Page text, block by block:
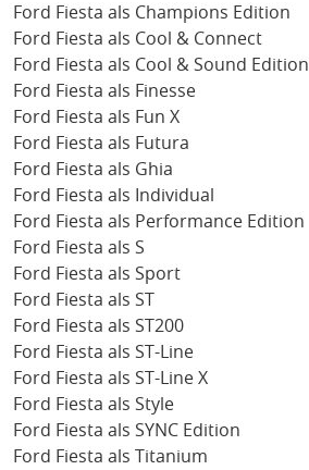
Ford Fiesta als Champions Edition
Ford Fiesta als Cool & Connect
Ford Fiesta als Cool & Sound Edition
Ford Fiesta als Finesse
Ford Fiesta als Fun X
Ford Fiesta als Futura
Ford Fiesta als Ghia
Ford Fiesta als Individual
Ford Fiesta als Performance Edition
Ford Fiesta als S
Ford Fiesta als Sport
Ford Fiesta als ST
Ford Fiesta als ST200
Ford Fiesta als ST-Line
Ford Fiesta als ST-Line X
Ford Fiesta als Style
Ford Fiesta als SYNC Edition
Ford Fiesta als Titanium